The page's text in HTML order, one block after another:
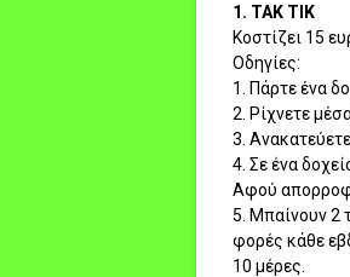
1. ΤΑΚ ΤΙΚ
Κοστίζει 15
Οδηγίες:
1. Πάρτε ένα
2. Ρίχνετε
3.
4. Σε ένα
Αφού
5. Μπαίνουν 2
φορές κάθε
10 μέρες.